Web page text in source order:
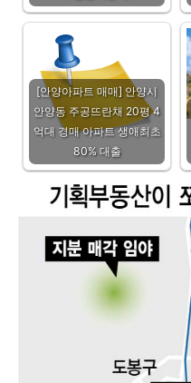
[안양아파트 매매] 안양시
안양동 주공뜨란채 20평 4
억대 경매 아파트 생애최초
80% 대출